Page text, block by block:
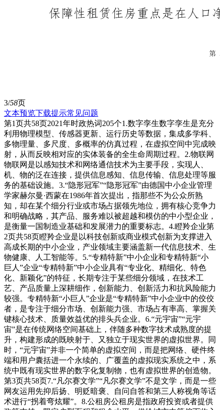
3/58页
文本预览下载提示常见问题
第1页共58页2021年时政热词205个1.数字孪生数字孪生是充分
利用物理模型、传感器更新、运行历史等数据，集成多学科、
多物理量、多尺度、多概率的仿真过程，在虚拟空间中完成映
射，从而反映相对应的实体装备的全生命周期过程。2.物联网
物联网是以感知技术和网络通信技术为主要手段，实现人、
机、物的泛在连接，提供信息感知、信息传输、信息处理等服
务的基础设施。3.“隐形冠军”“隐形冠军”由德国中小企业管理
学家赫尔曼·西蒙在1986年首次提出，指那些不为公众所熟
知，却在某个细分行业或市场占据领先地位，拥有核心竞争力
和明确战略，其产品、服务难以被超越和模仿的中小型企业，
是衡量一国制造业基础和发展潜力的重要标志。4.瞪羚企业第
2页共58页瞪羚企业是以科技创新或商业模式创新为支撑进入
高成长期的中小企业，产业领域主要涵盖新一代信息技术、生
物健康、人工智能等。5.“专精特新”中小企业和专精特新“小
巨人”企业“专精特新”中小企业具有“专业化、精细化、特色
化、新颖化”的特征，长期专注于某些细分领域，在技术工
艺、产品质量上深耕细作，创新能力、创新活力和抗风险能力
较强。专精特新“小巨人”企业是“专精特新”中小企业中的佼佼
者，是专注于细分市场、创新能力强、市场占有率高、掌握关
键核心技术、质量效益优的排头兵企业。6.“元宇宙”“元宇
宙”是在传统网络空间基础上，伴随多种数字技术成熟度的提
升，构建形成的既映射于、又独立于现实世界的虚拟世界。同
时，“元宇宙”并非一个简单的虚拟空间，而是把网络、硬件终
端和用户囊括进一个永续的、广覆盖的虚拟现实系统之中，系
统中既有现实世界的数字化复制物，也有虚拟世界的创造物。
第3页共58页7.“凡尔赛文学”“凡尔赛文学”不是文学，而是一些
网友运用先抑后扬、明贬暗褒、自问自答和第三人称视角等话
术进行“拐着弯炫耀”。8.公租房公租房是指政府投资或者提供